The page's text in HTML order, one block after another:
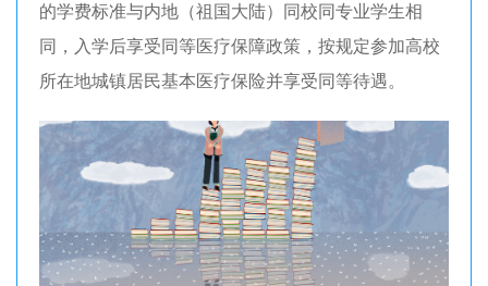
的学费标准与内地（祖国大陆）同校同专业学生相
同，入学后享受同等医疗保障政策，按规定参加高校
所在地城镇居民基本医疗保险并享受同等待遇。